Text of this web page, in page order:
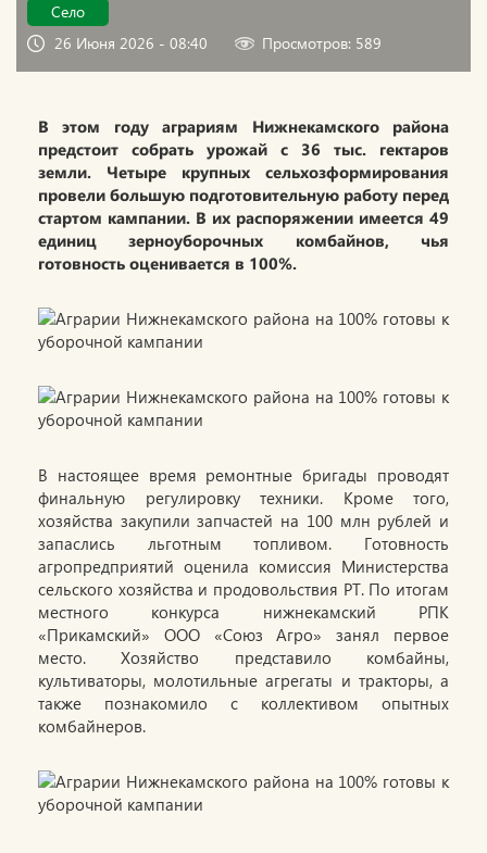
Село
26 Июня 2026 - 08:40
Просмотров: 589
В этом году аграриям Нижнекамского района
предстоит собрать урожай с 36 тыс. гектаров
земли. Четыре крупных сельхозформирования
провели большую подготовительную работу перед
стартом кампании. В их распоряжении имеется 49
единиц зерноуборочных комбайнов, чья
готовность оценивается в 100%.
В настоящее время ремонтные бригады проводят
финальную регулировку техники. Кроме того,
хозяйства закупили запчастей на 100 млн рублей и
запаслись льготным топливом. Готовность
агропредприятий оценила комиссия Министерства
сельского хозяйства и продовольствия РТ. По итогам
местного конкурса нижнекамский РПК
«Прикамский» ООО «Союз Агро» занял первое
место. Хозяйство представило комбайны,
культиваторы, молотильные агрегаты и тракторы, а
также познакомило с коллективом опытных
комбайнеров.